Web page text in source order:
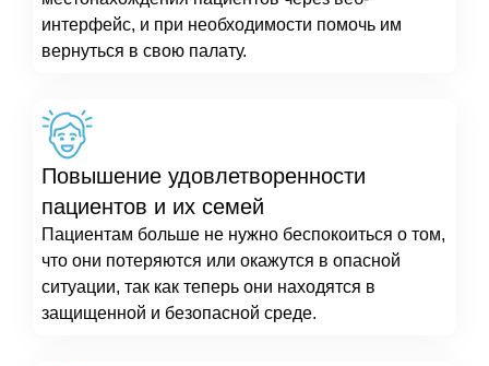
интерфейс, и при необходимости помочь им
вернуться в свою палату.
Повышение удовлетворенности
пациентов и их семей
Пациентам больше не нужно беспокоиться о том,
что они потеряются или окажутся в опасной
ситуации, так как теперь они находятся в
защищенной и безопасной среде.